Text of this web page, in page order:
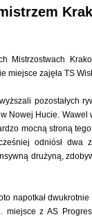
Mistrzostwach
miejsce zajęła TS
pozostałych
Nowej Hucie. Wawel
mocną stroną
odniósł dwa
drużyną,
napotkał dwukrotnie
miejsce z AS